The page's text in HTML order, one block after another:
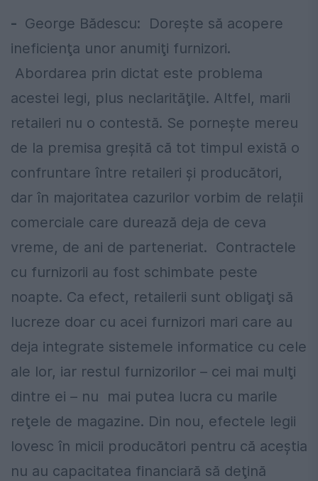
- George Bădescu: Doreşte să acopere
ineficienţa unor anumiţi furnizori.
Abordarea prin dictat este problema
acestei legi, plus neclarităţile. Altfel, marii
retaileri nu o contestă. Se pornește mereu
de la premisa greșită că tot timpul există o
confruntare între retaileri și producători,
dar în majoritatea cazurilor vorbim de relații
comerciale care durează deja de ceva
vreme, de ani de parteneriat. Contractele
cu furnizorii au fost schimbate peste
noapte. Ca efect, retailerii sunt obligaţi să
lucreze doar cu acei furnizori mari care au
deja integrate sistemele informatice cu cele
ale lor, iar restul furnizorilor – cei mai mulţi
dintre ei – nu mai putea lucra cu marile
reţele de magazine. Din nou, efectele legii
lovesc în micii producători pentru că aceştia
nu au capacitatea financiară să deţină